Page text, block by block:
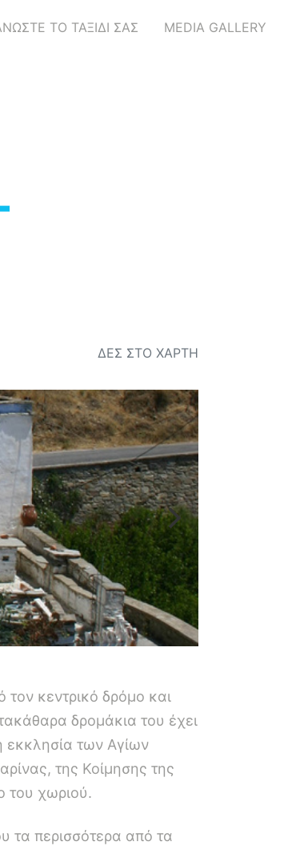
ΤΟ ΤΑΞΙΔΙ ΣΑΣ MEDIA GALLERY
ΔΕΣ ΣΤΟ ΧΑΡΤΗ
κεντρικό δρόμο και
δρομάκια του έχει
εκκλησία των Αγίων
της Κοίμησης της
του χωριού.
τα περισσότερα από τα